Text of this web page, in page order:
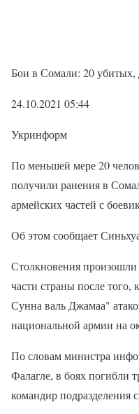
Бои в Сомали: 20 убитых,
24.10.2021 05:44
Укринформ
По меньшей мере 20
получили ранения в
армейских частей с
Об этом сообщает
Столкновения произошли
части страны после
Сунна валь Джамаа"
национальной армии на
По словам министра
Фалагле, в боях погибли
командир подразделения